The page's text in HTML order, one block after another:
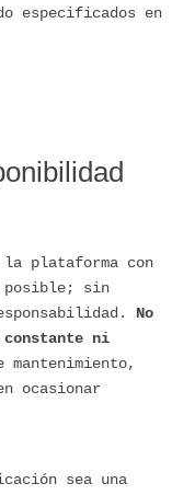
especificados en
la plataforma con
posible; sin
No
ni
ocasionar